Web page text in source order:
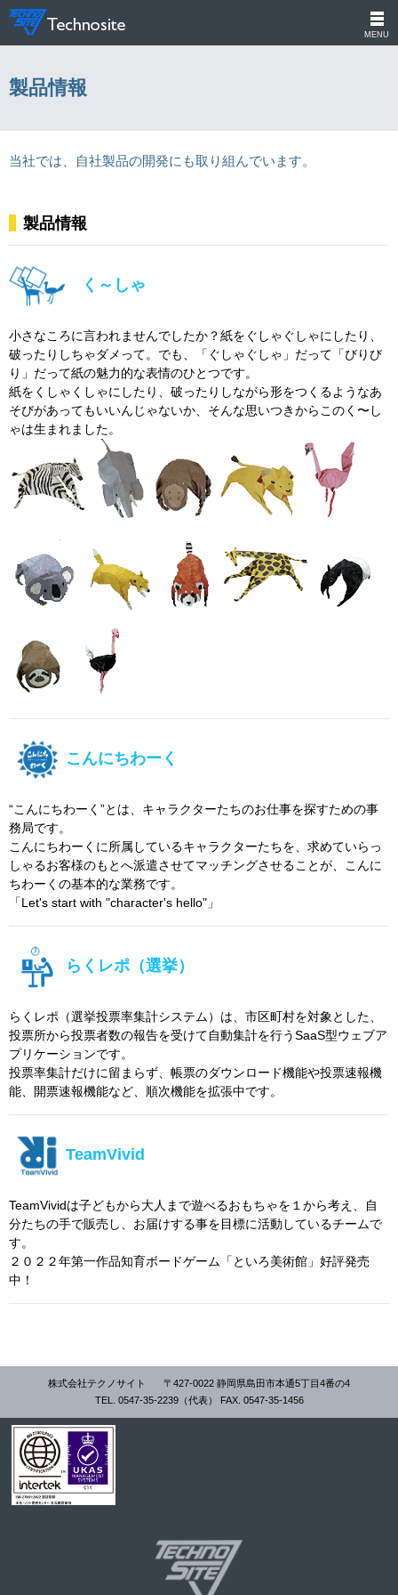
MENU
製品情報
当社では、自社製品の開発にも取り組んでいます。
製品情報
く～しゃ
小さなころに言われませんでしたか？紙をぐしゃぐしゃにしたり、
破ったりしちゃダメって。でも、「ぐしゃぐしゃ」だって「びりび
り」だって紙の魅力的な表情のひとつです。
紙をくしゃくしゃにしたり、破ったりしながら形をつくるようなあ
そびがあってもいいんじゃないか、そんな思いつきからこのく〜し
ゃは生まれました。
こんにちわーく
“こんにちわーく”とは、キャラクターたちのお仕事を探すための事
務局です。
こんにちわーくに所属しているキャラクターたちを、求めていらっ
しゃるお客様のもとへ派遣させてマッチングさせることが、こんに
ちわーくの基本的な業務です。
「Let's start with "character's hello"」
らくレポ（選挙）
らくレポ（選挙投票率集計システム）は、市区町村を対象とした、
投票所から投票者数の報告を受けて自動集計を行うSaaS型ウェブア
プリケーションです。
投票率集計だけに留まらず、帳票のダウンロード機能や投票速報機
能、開票速報機能など、順次機能を拡張中です。
TeamVivid
TeamVividは子どもから大人まで遊べるおもちゃを１から考え、自
分たちの手で販売し、お届けする事を目標に活動しているチームで
す。
２０２２年第一作品知育ボードゲーム「といろ美術館」好評発売
中！
株式会社テクノサイト
〒427-0022 静岡県島田市本通5丁目4番の4
TEL. 0547-35-2239（代表） FAX. 0547-35-1456